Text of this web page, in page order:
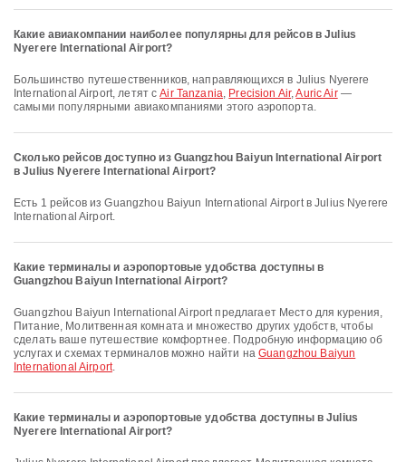
Какие авиакомпании наиболее популярны для рейсов в Julius
Nyerere International Airport?
Большинство путешественников, направляющихся в Julius Nyerere
International Airport, летят сAir Tanzania, Precision Air,Auric Air—
самыми популярными авиакомпаниями этого аэропорта.
Сколько рейсов доступно из Guangzhou Baiyun International Airport
в Julius Nyerere International Airport?
Есть 1 рейсов из Guangzhou Baiyun International Airport в Julius Nyerere
International Airport.
Какие терминалы и аэропортовые удобства доступны в
Guangzhou Baiyun International Airport?
Guangzhou Baiyun International Airport предлагает Место для курения,
Питание, Молитвенная комната и множество других удобств, чтобы
сделать ваше путешествие комфортнее. Подробную информацию об
услугах и схемах терминалов можно найти наGuangzhou Baiyun
International Airport.
Какие терминалы и аэропортовые удобства доступны в Julius
Nyerere International Airport?